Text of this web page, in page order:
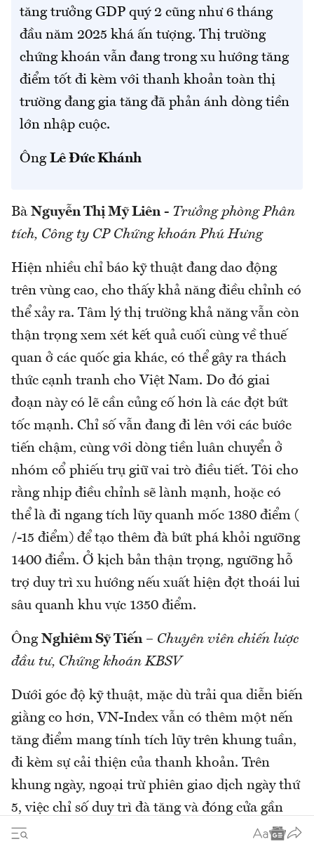
tăng trưởng GDP quý 2 cũng như 6 tháng
đầu năm 2025 khá ấn tượng. Thị trường
chứng khoán vẫn đang trong xu hướng tăng
điểm tốt đi kèm với thanh khoản toàn thị
trường đang gia tăng đã phản ánh dòng tiền
lớn nhập cuộc.
Ông Lê Đức Khánh
Bà Nguyễn Thị Mỹ Liên- Trưởng phòng Phân
tích, Công ty CP Chứng khoán Phú Hưng
Hiện nhiều chỉ báo kỹ thuật đang dao động
trên vùng cao, cho thấy khả năng điều chỉnh có
thể xảy ra. Tâm lý thị trường khả năng vẫn còn
thận trọng xem xét kết quả cuối cùng về thuế
quan ở các quốc gia khác, có thể gây ra thách
thức cạnh tranh cho Việt Nam. Do đó giai
đoạn này có lẽ cần củng cố hơn là các đợt bứt
tốc mạnh. Chỉ số vẫn đang đi lên với các bước
tiến chậm, cùng với dòng tiền luân chuyển ở
nhóm cổ phiếu trụ giữ vai trò điều tiết. Tôi cho
rằng nhịp điều chỉnh sẽ lành mạnh, hoặc có
thể là đi ngang tích lũy quanh mốc 1380 điểm (
/-15 điểm) để tạo thêm đà bứt phá khỏi ngưỡng
1400 điểm. Ở kịch bản thận trọng, ngưỡng hỗ
trợ duy trì xu hướng nếu xuất hiện đợt thoái lui
sâu quanh khu vực 1350 điểm.
Ông Nghiêm Sỹ Tiến– Chuyên viên chiến lược
đầu tư, Chứng khoán KBSV
Dưới góc độ kỹ thuật, mặc dù trải qua diễn biến
giằng co hơn, VN-Index vẫn có thêm một nến
tăng điểm mang tính tích lũy trên khung tuần,
đi kèm sự cải thiện của thanh khoản. Trên
khung ngày, ngoại trừ phiên giao dịch ngày thứ
5, việc chỉ số duy trì đà tăng và đóng cửa gần
mốc điểm cao trong các phiên còn lại hàm ý sự